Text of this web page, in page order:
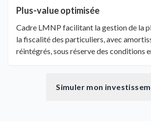
Plus-value optimisée
Cadre LMNP facilitant la gestion de la
la fiscalité des particuliers, avec
réintégrés, sous réserve des conditions
Simuler mon